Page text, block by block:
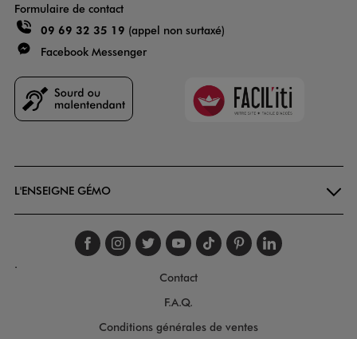
Formulaire de contact
09 69 32 35 19 (appel non surtaxé)
Facebook Messenger
Faciliti
L'ENSEIGNE GÉMO
Suivez-nous sur
Suivez-nous sur
Suivez-nous sur
Suivez-nous
Suivez-nous
Suivez-
.
Contact
F.A.Q.
Conditions générales de ventes